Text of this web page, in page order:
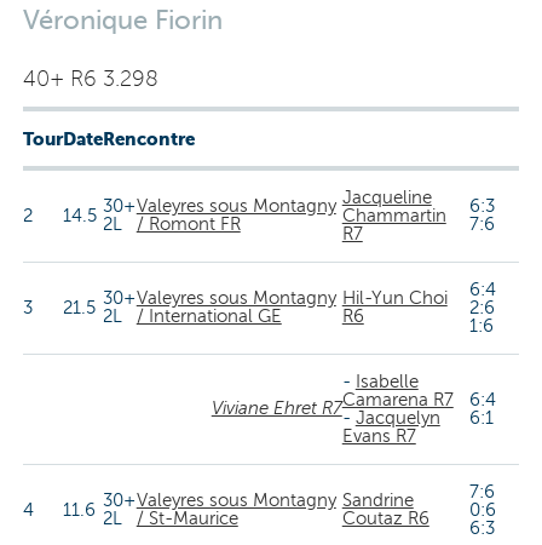
Véronique Fiorin
40+ R6 3.298
TourDateRencontre
2 14.5 30+
2L
Valeyres sous Montagny
/ Romont FR
Jacqueline
Chammartin
R7
6:3
7:6
3 21.5 30+
2L
Valeyres sous Montagny
/ International GE
Hil-Yun Choi
R6
6:4
2:6
1:6
Viviane Ehret R7
- Isabelle
Camarena R7
- Jacquelyn
Evans R7
6:4
6:1
4 11.6 30+
2L
Valeyres sous Montagny
/ St-Maurice
Sandrine
Coutaz R6
7:6
0:6
6:3